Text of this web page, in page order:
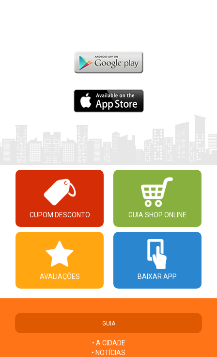
CUPOM DESCONTO GUIA SHOP ONLINE
AVALIAÇÕES BAIXAR APP
GUIA
• A CIDADE
• NOTÍCIAS